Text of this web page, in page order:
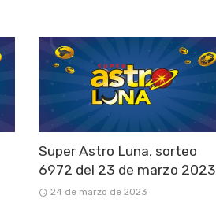
Super Astro Luna, sorteo
6972 del 23 de marzo 2023
24 de marzo de 2023